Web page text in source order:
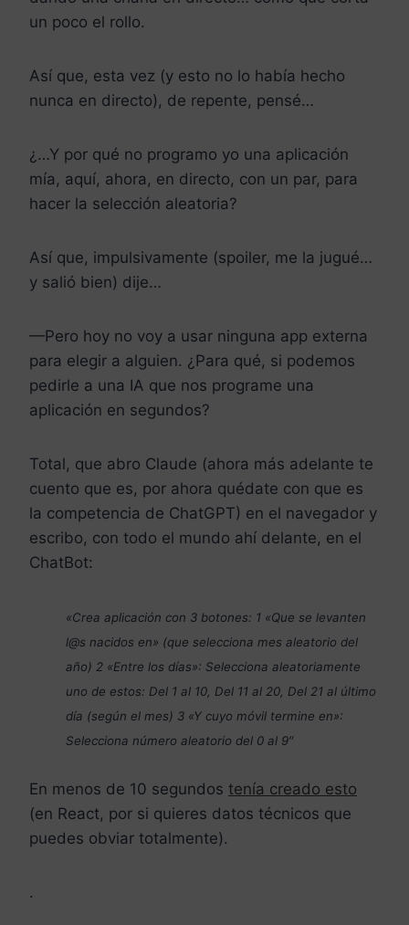
un poco el rollo.
Así que, esta vez (y esto no lo había hecho
nunca en directo), de repente, pensé…
¿…Y por qué no programo yo una aplicación
mía, aquí, ahora, en directo, con un par, para
hacer la selección aleatoria?
Así que, impulsivamente (spoiler, me la jugué…
y salió bien) dije…
—Pero hoy no voy a usar ninguna app externa
para elegir a alguien. ¿Para qué, si podemos
pedirle a una IA que nos programe una
aplicación en segundos?
Total, que abro Claude (ahora más adelante te
cuento que es, por ahora quédate con que es
la competencia de ChatGPT) en el navegador y
escribo, con todo el mundo ahí delante, en el
ChatBot:
«Crea aplicación con 3 botones: 1 «Que se levanten
l@s nacidos en» (que selecciona mes aleatorio del
año) 2 «Entre los días»: Selecciona aleatoriamente
uno de estos: Del 1 al 10, Del 11 al 20, Del 21 al último
día (según el mes) 3 «Y cuyo móvil termine en»:
Selecciona número aleatorio del 0 al 9″
En menos de 10 segundos tenía creado esto
(en React, por si quieres datos técnicos que
puedes obviar totalmente).
.